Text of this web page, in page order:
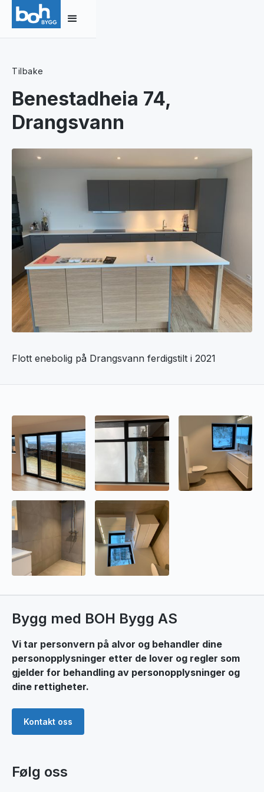
Tilbake
Benestadheia 74,
Drangsvann
Flott enebolig på Drangsvann ferdigstilt i 2021
Bygg med BOH Bygg AS
Vi tar personvern på alvor og behandler dine
personopplysninger etter de lover og regler som
gjelder for behandling av personopplysninger og
dine rettigheter.
Kontakt oss
Følg oss